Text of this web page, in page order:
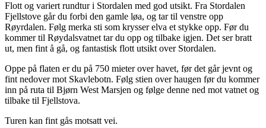
Flott og variert rundtur i Stordalen med god utsikt. Fra Stordalen
Fjellstove går du forbi den gamle løa, og tar til venstre opp
Røyrdalen. Følg merka sti som krysser elva et stykke opp. Før du
kommer til Røydalsvatnet tar du opp og tilbake igjen. Det ser bratt
ut, men fint å gå, og fantastisk flott utsikt over Stordalen.
Oppe på flaten er du på 750 mieter over havet, før det går jevnt og
fint nedover mot Skavlebotn. Følg stien over haugen før du kommer
inn på ruta til Bjørn West Marsjen og følge denne ned mot vatnet og
tilbake til Fjellstova.
Turen kan fint gås motsatt vei.